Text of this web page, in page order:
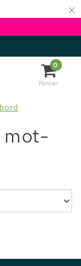
×
0
Panier
mot-